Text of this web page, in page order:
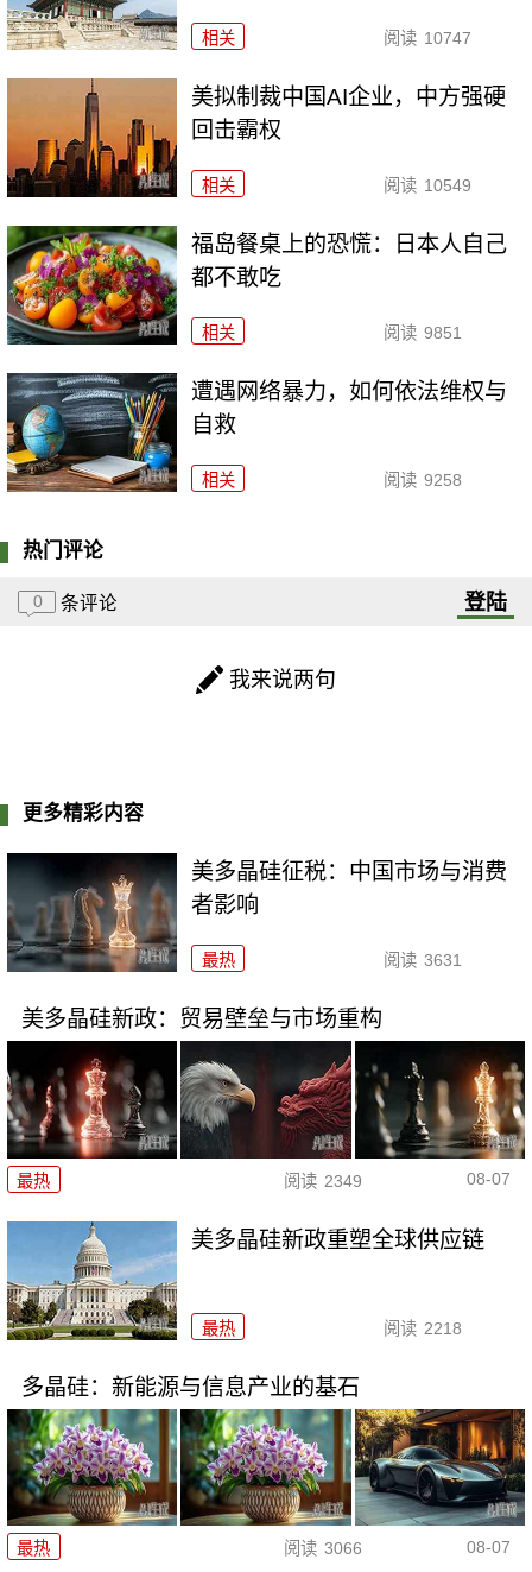
相关 阅读 10747
美拟制裁中国AI企业，中方强硬
回击霸权
相关 阅读 10549
福岛餐桌上的恐慌：日本人自己
都不敢吃
相关 阅读 9851
遭遇网络暴力，如何依法维权与
自救
相关 阅读 9258
热门评论
0 条评论 登陆
我来说两句
更多精彩内容
美多晶硅征税：中国市场与消费
者影响
最热 阅读 3631
美多晶硅新政：贸易壁垒与市场重构
最热 阅读 2349 08-07
美多晶硅新政重塑全球供应链
最热 阅读 2218
多晶硅：新能源与信息产业的基石
最热 阅读 3066 08-07